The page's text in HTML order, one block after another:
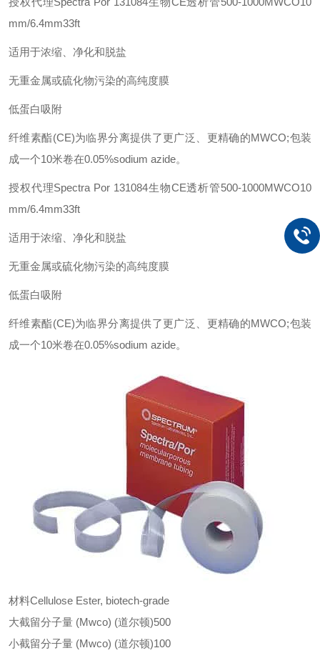
mm/6.4mm33ft
适用于浓缩、净化和脱盐
无重金属或硫化物污染的高纯度膜
低蛋白吸附
纤维素酯(CE)为临界分离提供了更广泛、更精确的MWCO;包装
成一个10米卷在0.05%sodium azide。
授权代理Spectra Por 131084生物CE透析管500-1000MWCO10
mm/6.4mm33ft
适用于浓缩、净化和脱盐
无重金属或硫化物污染的高纯度膜
低蛋白吸附
纤维素酯(CE)为临界分离提供了更广泛、更精确的MWCO;包装
成一个10米卷在0.05%sodium azide。
材料Cellulose Ester, biotech-grade
大截留分子量 (Mwco) (道尔顿)500
小截留分子量 (Mwco) (道尔顿)100